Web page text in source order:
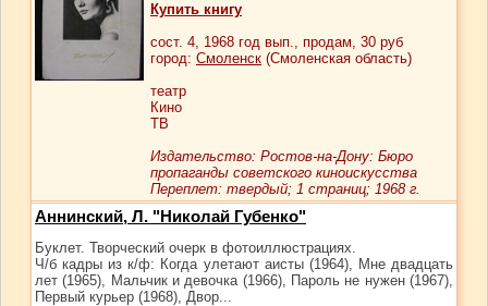
Купить книгу
сост. 4, 1968 год вып., продам, 30 руб
город: Смоленск (Смоленская область)
театр
Кино
ТВ
Издательство: Ростов-на-Дону: Бюро
пропаганды советского киноискусства
Переплет: твердый; 1 страниц; 1968 г.
Аннинский, Л. "Николай Губенко"
Буклет. Творческий очерк в фотоиллюстрациях.
Ч/б кадры из к/ф: Когда улетают аисты (1964), Мне двадцать
лет (1965), Мальчик и девочка (1966), Пароль не нужен (1967),
Первый курьер (1968), Двор...